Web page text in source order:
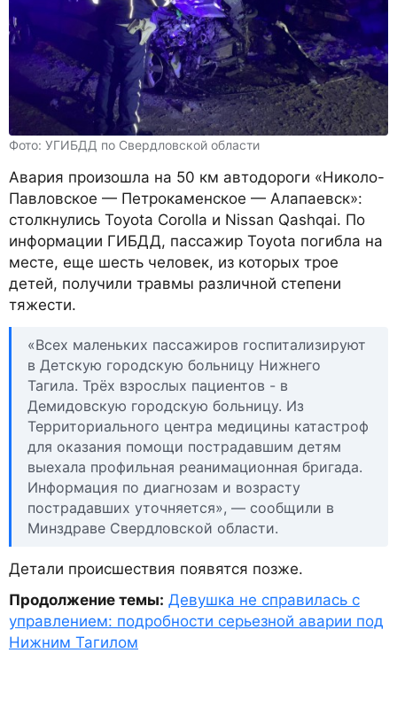
Фото: УГИБДД по Свердловской области
Авария произошла на 50 км автодороги «Николо-
Павловское — Петрокаменское — Алапаевск»:
столкнулись Toyota Corolla и Nissan Qashqai. По
информации ГИБДД, пассажир Toyota погибла на
месте, еще шесть человек, из которых трое
детей, получили травмы различной степени
тяжести.
«Всех маленьких пассажиров госпитализируют
в Детскую городскую больницу Нижнего
Тагила. Трёх взрослых пациентов - в
Демидовскую городскую больницу. Из
Территориального центра медицины катастроф
для оказания помощи пострадавшим детям
выехала профильная реанимационная бригада.
Информация по диагнозам и возрасту
пострадавших уточняется», — сообщили в
Минздраве Свердловской области.
Детали происшествия появятся позже.
Продолжение темы: Девушка не справилась с
управлением: подробности серьезной аварии под
Нижним Тагилом